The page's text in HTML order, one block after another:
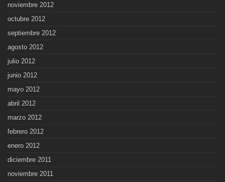
noviembre 2012
octubre 2012
septiembre 2012
agosto 2012
julio 2012
junio 2012
mayo 2012
abril 2012
marzo 2012
febrero 2012
enero 2012
diciembre 2011
noviembre 2011